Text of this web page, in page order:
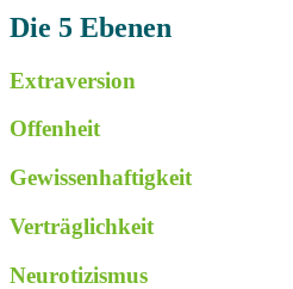
Die 5 Ebenen
Extraversion
Offenheit
Gewissenhaftigkeit
Verträglichkeit
Neurotizismus